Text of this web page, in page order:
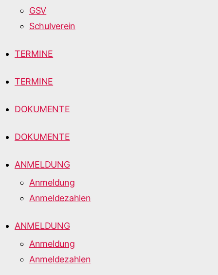
GSV
Schulverein
TERMINE
TERMINE
DOKUMENTE
DOKUMENTE
ANMELDUNG
Anmeldung
Anmeldezahlen
ANMELDUNG
Anmeldung
Anmeldezahlen